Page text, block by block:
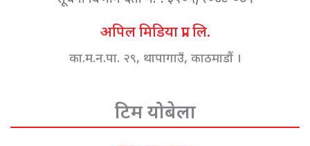
अपिल मिडिया प्रा. लि.
का.म.न.पा. २९, थापागाउँ, काठमाडौं ।
टिम योबेला